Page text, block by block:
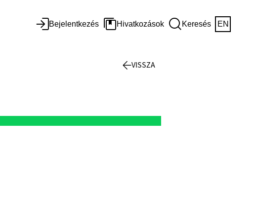
Bejelentkezés Hivatkozások Keresés EN
VISSZA